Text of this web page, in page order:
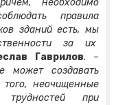
необходимо
правила
зданий есть, мы
за их
Гаврилов. –
может создавать
того, неочищенные
при